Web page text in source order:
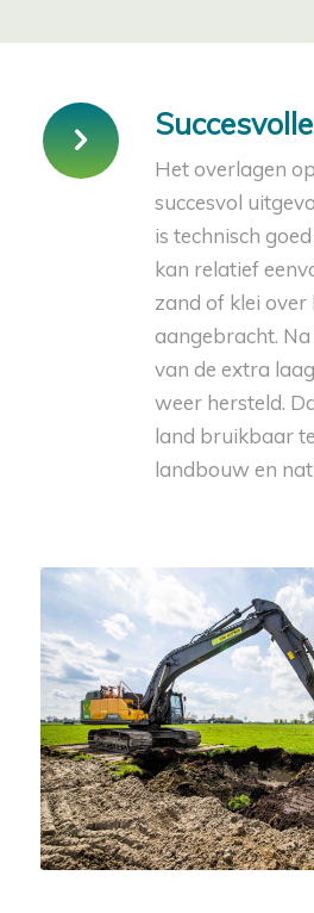
Het overlagen
succesvol
is technisch
kan relatief
zand of klei
aangebracht.
van de extra
weer hersteld.
land bruikbaar
landbouw en